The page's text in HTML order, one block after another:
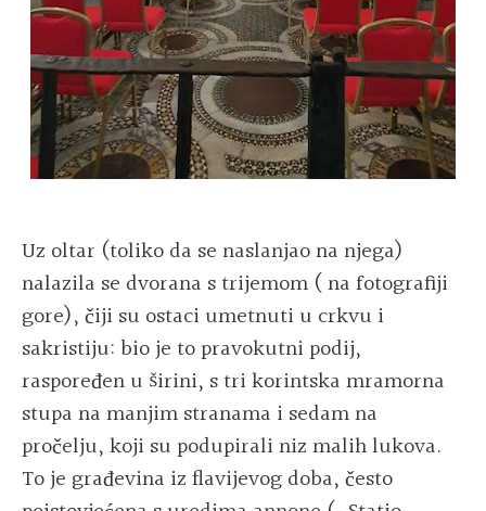
Uz oltar (toliko da se naslanjao na njega)
nalazila se dvorana s trijemom ( na fotografiji
gore), čiji su ostaci umetnuti u crkvu i
sakristiju: bio je to pravokutni podij,
raspoređen u širini, s tri korintska mramorna
stupa na manjim stranama i sedam na
pročelju, koji su podupirali niz malih lukova.
To je građevina iz flavijevog doba, često